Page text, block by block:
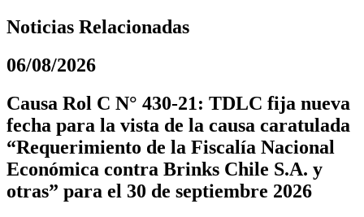
Noticias Relacionadas
06/08/2026
Causa Rol C N° 430-21: TDLC fija nueva
fecha para la vista de la causa caratulada
“Requerimiento de la Fiscalía Nacional
Económica contra Brinks Chile S.A. y
otras” para el 30 de septiembre 2026